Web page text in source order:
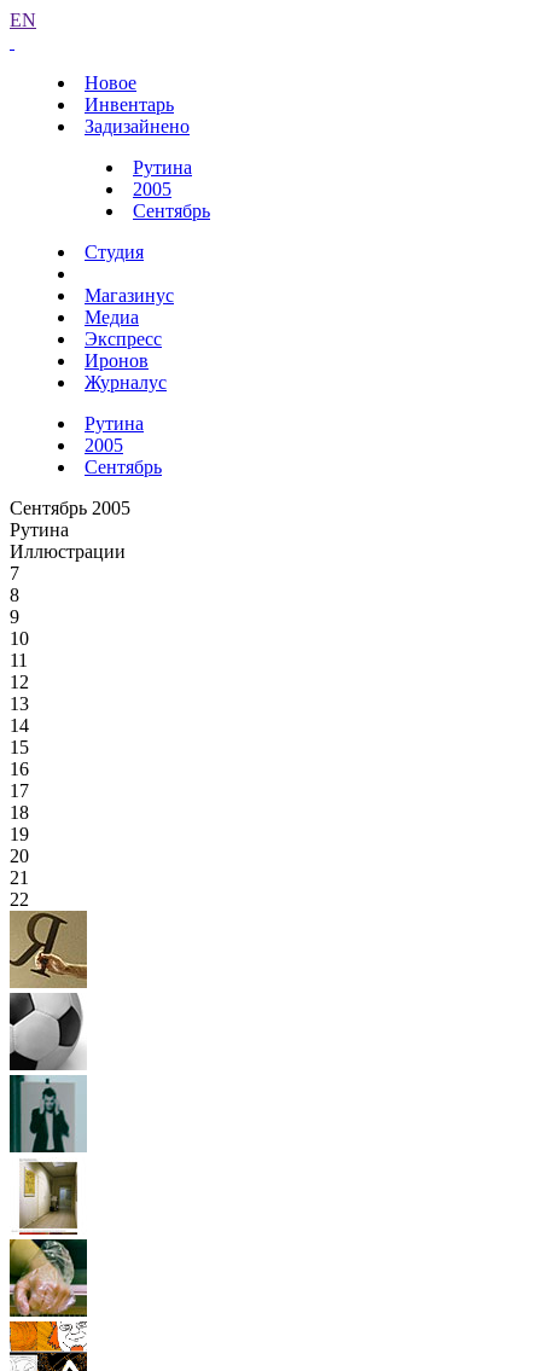
EN
Новое
Инвентарь
Задизайнено
Рутина
2005
Сентябрь
Студия
Магазинус
Медиа
Экспресс
Иронов
Журналус
Рутина
2005
Сентябрь
Сентябрь 2005
Рутина
Иллюстрации
7
8
9
10
11
12
13
14
15
16
17
18
19
20
21
22